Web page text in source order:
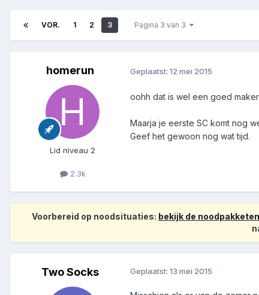
VOR. 1 2 3 Pagina 3 van 3
homerun
Lid niveau 2
2.3k
Geplaatst: 12 mei 2015
oohh dat is wel een goed maker
Maarja je eerste SC komt nog
Geef het gewoon nog wat tijd.
Voorbereid op noodsituaties: bekijk de noodpakketen
Two Socks Geplaatst: 13 mei 2015